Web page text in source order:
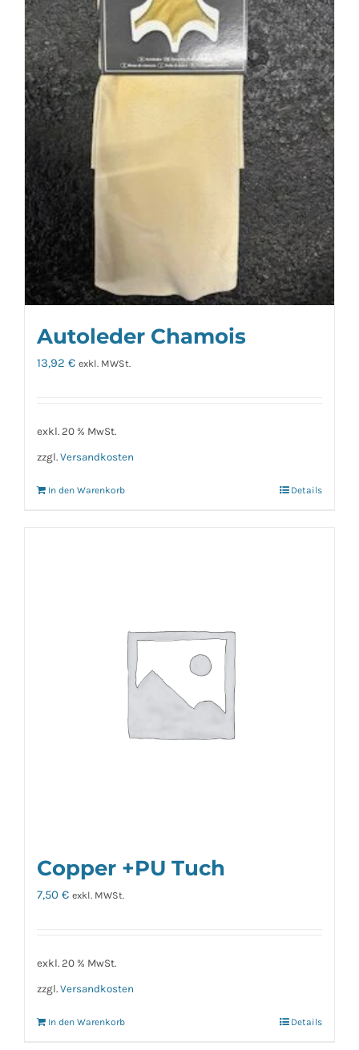
Autoleder Chamois
13,92 € exkl. MWSt.
exkl. 20 % MwSt.
zzgl. Versandkosten
In den Warenkorb Details
Copper +PU Tuch
7,50 € exkl. MWSt.
exkl. 20 % MwSt.
zzgl. Versandkosten
In den Warenkorb Details